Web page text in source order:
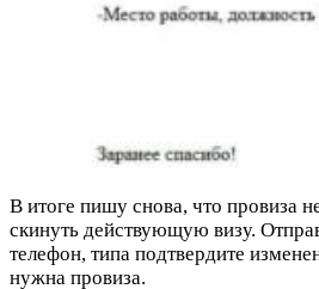
В итоге пишу снова, что провиза
скинуть действующую визу.
телефон, типа подтвердите
нужна провиза.